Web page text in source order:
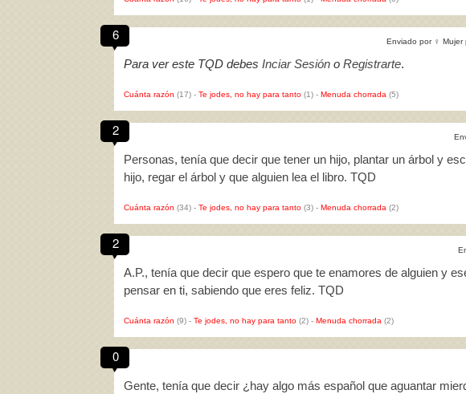
6 Enviado por ♀ Mujer
Para ver este TQD debes Inciar Sesión o Registrarte.
Cuánta razón (17) - Te jodes, no hay para tanto (1) - Menuda chorrada (5)
2
Personas, tenía que decir que tener un hijo, plantar un árbol y
hijo, regar el árbol y que alguien lea el libro. TQD
Cuánta razón (34) - Te jodes, no hay para tanto (3) - Menuda chorrada (2)
2
A.P., tenía que decir que espero que te enamores de alguien y
pensar en ti, sabiendo que eres feliz. TQD
Cuánta razón (9) - Te jodes, no hay para tanto (2) - Menuda chorrada (2)
0
Gente, tenía que decir ¿hay algo más español que aguantar